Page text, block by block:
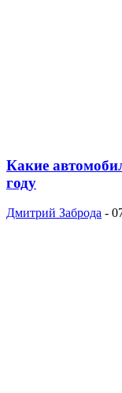
Какие
году
Дмитрий Заброда -